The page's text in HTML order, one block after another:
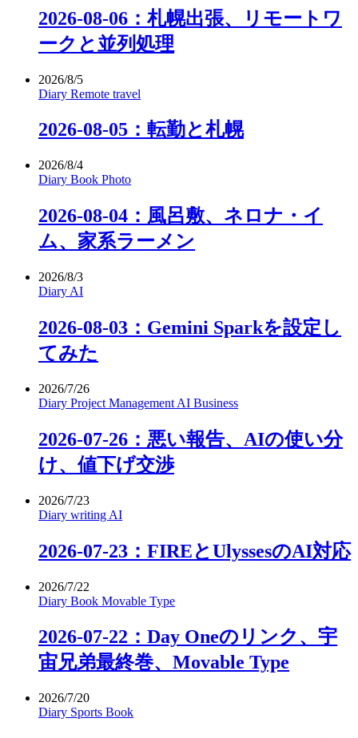
2026-08-06：札幌出張、リモートワ
ークと並列処理
2026/8/5
Diary Remote travel
2026-08-05：転勤と札幌
2026/8/4
Diary Book Photo
2026-08-04：風呂敷、ネロナ・イ
ム、家系ラーメン
2026/8/3
Diary AI
2026-08-03：Gemini Sparkを設定し
てみた
2026/7/26
Diary Project Management AI Business
2026-07-26：悪い報告、AIの使い分
け、値下げ交渉
2026/7/23
Diary writing AI
2026-07-23：FIREとUlyssesのAI対応
2026/7/22
Diary Book Movable Type
2026-07-22：Day Oneのリンク、宇
宙兄弟最終巻、Movable Type
2026/7/20
Diary Sports Book